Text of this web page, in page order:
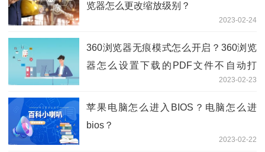
览器怎么更改缩放级别？
2023-02-24
360浏览器无痕模式怎么开启？360浏览
器怎么设置下载的PDF文件不自动打
2023-02-23
苹果电脑怎么进入BIOS？电脑怎么进
bios？
2023-02-22